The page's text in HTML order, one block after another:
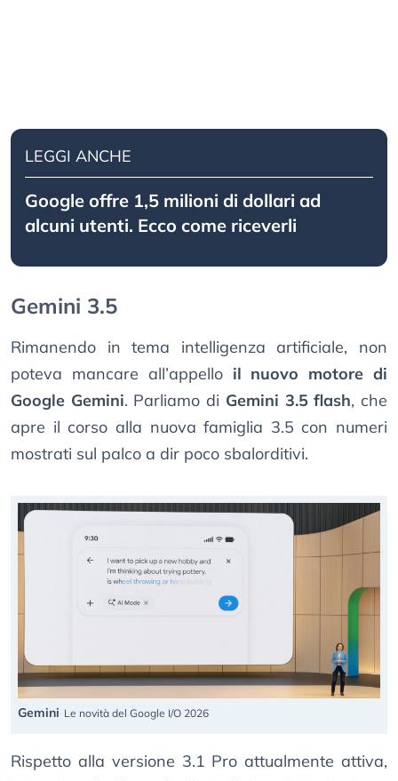
LEGGI ANCHE
Google offre 1,5 milioni di dollari ad
alcuni utenti. Ecco come riceverli
Gemini 3.5
Rimanendo in tema intelligenza artificiale, non
poteva mancare all’appello il nuovo motore di
Google Gemini. Parliamo di Gemini 3.5 flash, che
apre il corso alla nuova famiglia 3.5 con numeri
mostrati sul palco a dir poco sbalorditivi.
Gemini Le novità del Google I/O 2026
Rispetto alla versione 3.1 Pro attualmente attiva,